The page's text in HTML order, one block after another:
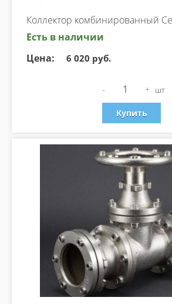
Коллектор комбинированный
Есть в наличии
Цена:
6 020 руб.
- + шт
Купить